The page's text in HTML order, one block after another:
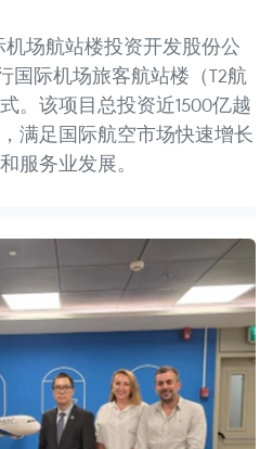
机场航站楼投资开发股份公
国际机场旅客航站楼（T2航
。该项目总投资近1500亿越
满足国际航空市场快速增长
服务业发展。